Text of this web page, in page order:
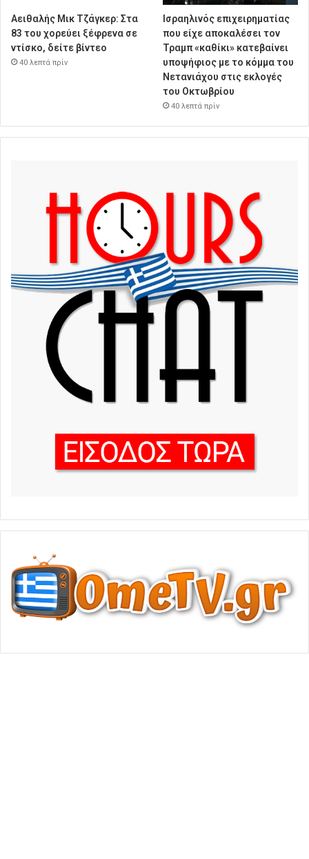
Αειθαλής Μικ Τζάγκερ: Στα
83 του χορεύει ξέφρενα σε
ντίσκο, δείτε βίντεο
40 λεπτά πρίν
Ισραηλινός επιχειρηματίας
που είχε αποκαλέσει τον
Τραμπ «καθίκι» κατεβαίνει
υποψήφιος με το κόμμα του
Νετανιάχου στις εκλογές
του Οκτωβρίου
40 λεπτά πρίν